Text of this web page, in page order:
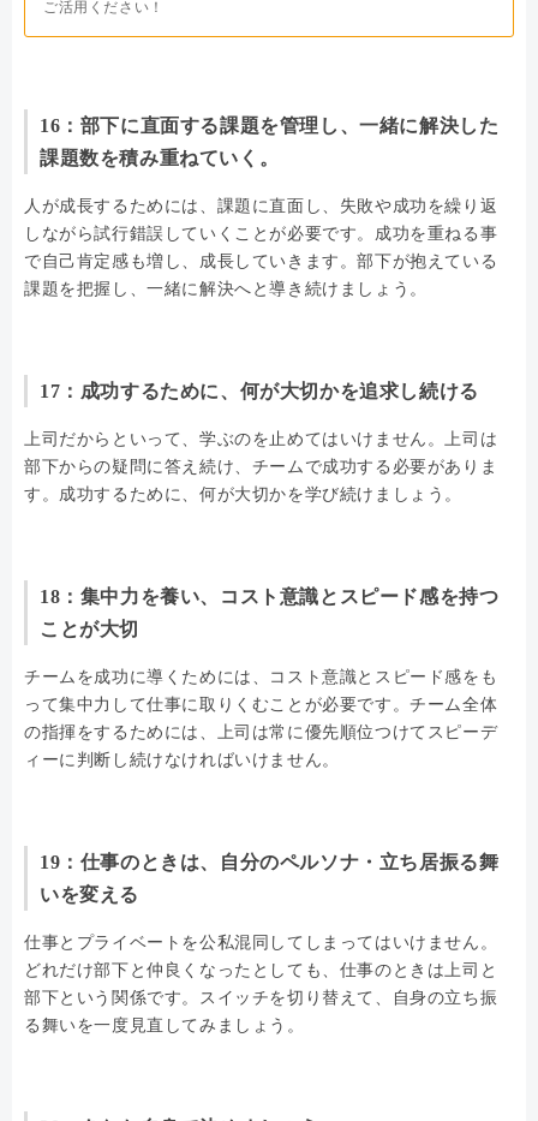
ご活用ください！
16：部下に直面する課題を管理し、一緒に解決した
課題数を積み重ねていく。
人が成長するためには、課題に直面し、失敗や成功を繰り返
しながら試行錯誤していくことが必要です。成功を重ねる事
で自己肯定感も増し、成長していきます。部下が抱えている
課題を把握し、一緒に解決へと導き続けましょう。
17：成功するために、何が大切かを追求し続ける
上司だからといって、学ぶのを止めてはいけません。上司は
部下からの疑問に答え続け、チームで成功する必要がありま
す。成功するために、何が大切かを学び続けましょう。
18：集中力を養い、コスト意識とスピード感を持つ
ことが大切
チームを成功に導くためには、コスト意識とスピード感をも
って集中力して仕事に取りくむことが必要です。チーム全体
の指揮をするためには、上司は常に優先順位つけてスピーデ
ィーに判断し続けなければいけません。
19：仕事のときは、自分のペルソナ・立ち居振る舞
いを変える
仕事とプライベートを公私混同してしまってはいけません。
どれだけ部下と仲良くなったとしても、仕事のときは上司と
部下という関係です。スイッチを切り替えて、自身の立ち振
る舞いを一度見直してみましょう。